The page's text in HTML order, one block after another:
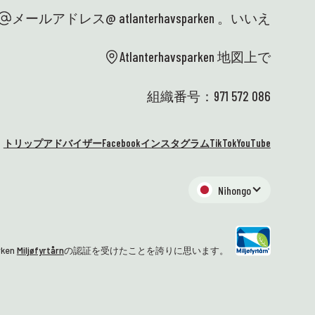
メールアドレス@ atlanterhavsparken 。いいえ
Atlanterhavsparken 地図上で
組織番号：971 572 086
トリップアドバイザーFacebookインスタグラムTikTokYouTube
Nihongo
Miljøfyrtårnの認証を受けたことを誇りに思います。